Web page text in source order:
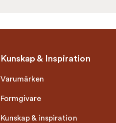
Kunskap & Inspiration
Varumärken
Formgivare
Kunskap & inspiration